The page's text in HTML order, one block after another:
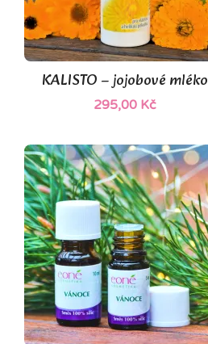
KALISTO – jojobové mléko
295,00 Kč
(1)